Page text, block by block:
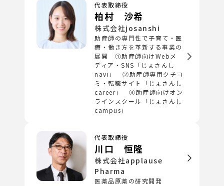
代表取締役
柏村 沙希
株式会社josanshi
助産師の専門性で子育て・医
療・働き方を革新する事業の
展開 ①助産師向けWebメ
ディア・SNS「じょさんし
navi」 ②助産師専用クチコ
ミ・転職サイト「じょさんし
career」 ③助産師向けオン
ラインスクール「じょさんし
campus」
代表取締役
川口 恒隆
株式会社applause
Pharma
医薬品原薬の研究開発